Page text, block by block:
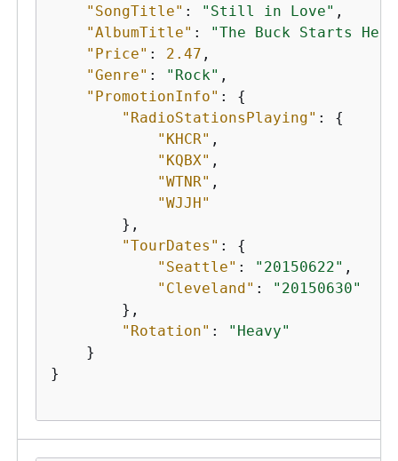
"SongTitle" : "Still in Love" ,
"AlbumTitle" :
"The Buck Starts
"Price" : 2.47 ,
"Genre" : "Rock" ,
"PromotionInfo" : {
"RadioStationsPlaying" : {
"KHCR" ,
"KQBX" ,
"WTNR" ,
"WJJH"
        },
"TourDates" : {
"Seattle" : "20150622" ,
"Cleveland" :
"20150630"
        },
"Rotation" :
"Heavy"
    }
}